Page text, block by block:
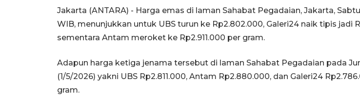
Jakarta (ANTARA) - Harga emas di laman Sahabat Pegadaian, Jakarta,
WIB, menunjukkan untuk UBS turun ke Rp2.802.000, Galeri24 naik tipis jadi
sementara Antam meroket ke Rp2.911.000 per gram.
Adapun harga ketiga jenama tersebut di laman Sahabat Pegadaian pada
(1/5/2026) yakni UBS Rp2.811.000, Antam Rp2.880.000, dan Galeri24
gram.